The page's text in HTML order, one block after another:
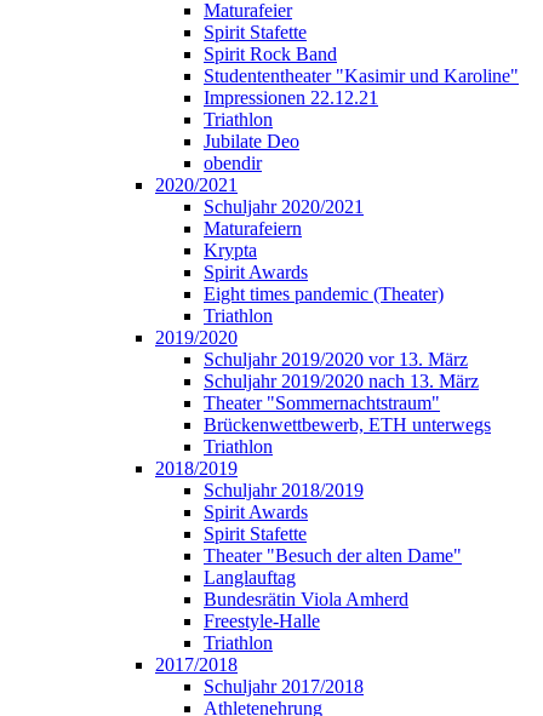
Maturafeier
Spirit Stafette
Spirit Rock Band
Studententheater "Kasimir und Karoline"
Impressionen 22.12.21
Triathlon
Jubilate Deo
obendir
2020/2021
Schuljahr 2020/2021
Maturafeiern
Krypta
Spirit Awards
Eight times pandemic (Theater)
Triathlon
2019/2020
Schuljahr 2019/2020 vor 13. März
Schuljahr 2019/2020 nach 13. März
Theater "Sommernachtstraum"
Brückenwettbewerb, ETH unterwegs
Triathlon
2018/2019
Schuljahr 2018/2019
Spirit Awards
Spirit Stafette
Theater "Besuch der alten Dame"
Langlauftag
Bundesrätin Viola Amherd
Freestyle-Halle
Triathlon
2017/2018
Schuljahr 2017/2018
Athletenehrung